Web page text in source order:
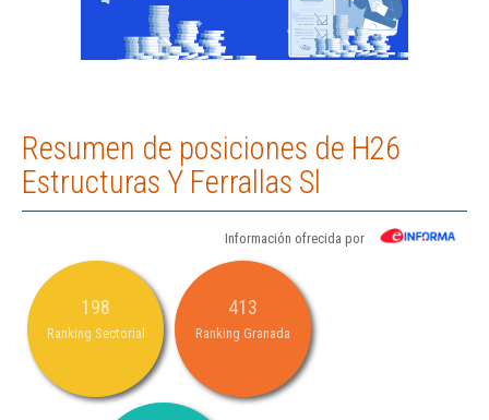
Resumen de posiciones de H26
Estructuras Y Ferrallas Sl
Información ofrecida por
198
Ranking Sectorial
413
Ranking Granada